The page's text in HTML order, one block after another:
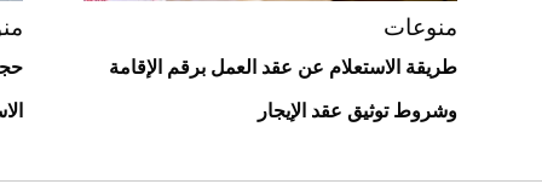
منوعات
طريقة الاستعلام عن عقد العمل برقم الإقامة
وشروط توثيق عقد الإيجار